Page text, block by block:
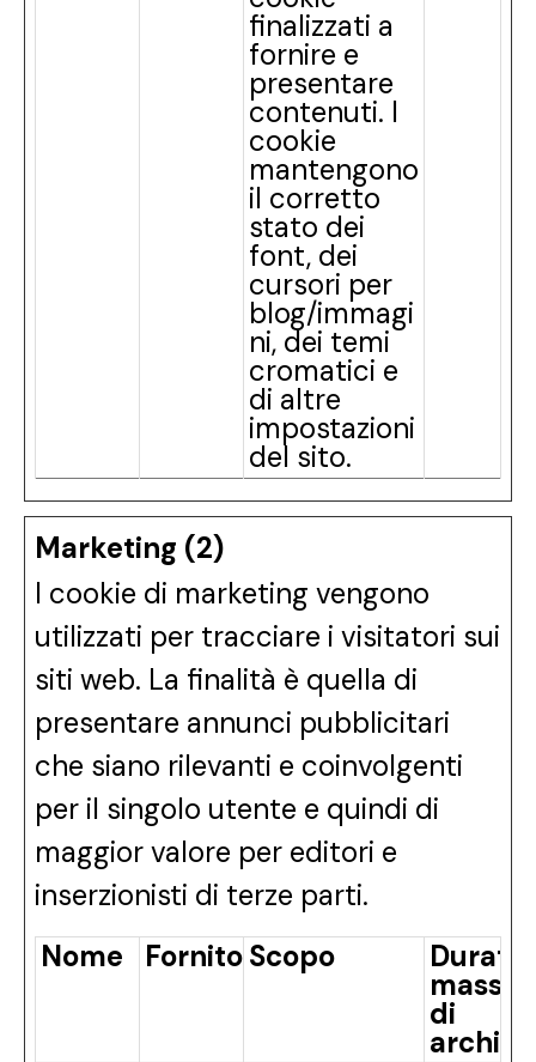
finalizzati a
fornire e
presentare
contenuti. I
cookie
mantengono
il corretto
stato dei
font, dei
cursori per
blog/immagi
ni, dei temi
cromatici e
di altre
impostazioni
del sito.
Marketing (2)
I cookie di marketing vengono
utilizzati per tracciare i visitatori sui
siti web. La finalità è quella di
presentare annunci pubblicitari
che siano rilevanti e coinvolgenti
per il singolo utente e quindi di
maggior valore per editori e
inserzionisti di terze parti.
Nome
FornitoreScopo Durata
di